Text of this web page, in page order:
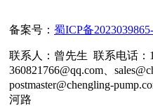
备案号： 蜀ICP备
联系人：曾先生 联系电话：
360821766@qq.com、
postmaster@chengling-
河路